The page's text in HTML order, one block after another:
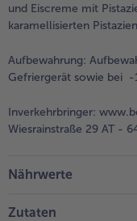
und Eiscreme mit
karamellisierten
Aufbewahrung:
Gefriergerät sowie bei -
Inverkehrbringer:
Wiesrainstraße 29 AT -
Nährwerte
Zutaten